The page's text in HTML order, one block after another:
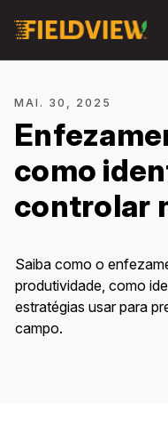
MAI. 30, 2025
como
controlar
Saiba como o
produtividade, como
estratégias usar para
campo.